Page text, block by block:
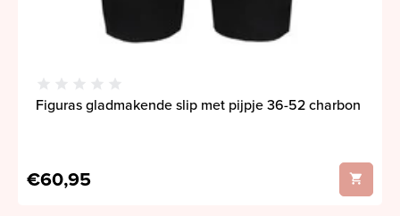
Figuras gladmakende slip met pijpje 36-52 charbon
€60,95